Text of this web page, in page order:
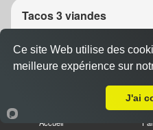
Tacos 3 viandes
11.00 €
Sauce fromagère, frites à
Accueil
Ce site Web utilise des
meilleure expérience sur
J'ai